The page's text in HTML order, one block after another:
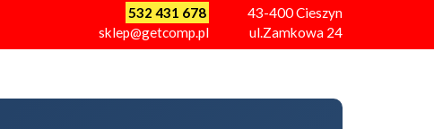
532 431 678
sklep@getcomp.pl
43-400Cieszyn
ul.Zamkowa 24